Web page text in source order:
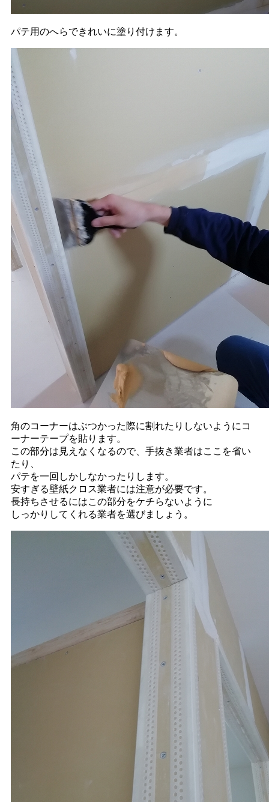
パテ用のへらできれいに塗り付けます。
角のコーナーはぶつかった際に割れたりしないようにコ
ーナーテープを貼ります。
この部分は見えなくなるので、手抜き業者はここを省い
たり、
パテを一回しかしなかったりします。
安すぎる壁紙クロス業者には注意が必要です。
長持ちさせるにはこの部分をケチらないように
しっかりしてくれる業者を選びましょう。